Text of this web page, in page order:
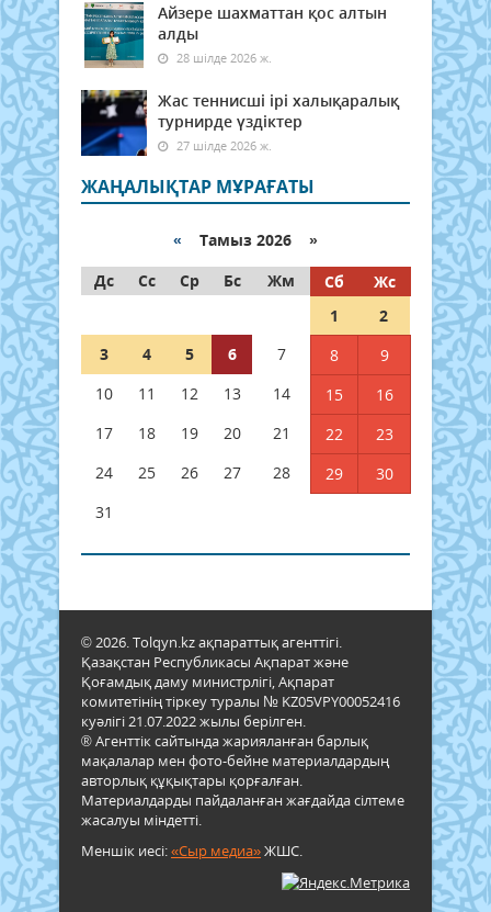
Айзере шахматтан қос алтын
алды
28 шілде 2026 ж.
Жас теннисші ірі халықаралық
турнирде үздіктер
27 шілде 2026 ж.
ЖАҢАЛЫҚТАР МҰРАҒАТЫ
« Тамыз 2026 »
Дс
Сс Ср Бс Жм Сб
Жс
1
2
3
4 5 6 7 8
9
10
11 12 13 14 15
16
17
18 19 20 21 22
23
24
25 26 27 28 29
30
31
© 2026. Tolqyn.kz ақпараттық агенттігі.
Қазақстан Республикасы Ақпарат және
Қоғамдық даму министрлігі, Ақпарат
комитетінің тіркеу туралы № KZ05VPY00052416
куәлігі 21.07.2022 жылы берілген.
® Агенттік сайтында жарияланған барлық
мақалалар мен фото-бейне материалдардың
авторлық құқықтары қорғалған.
Материалдарды пайдаланған жағдайда сілтеме
жасалуы міндетті.
Меншік иесі:«Сыр медиа»ЖШС.